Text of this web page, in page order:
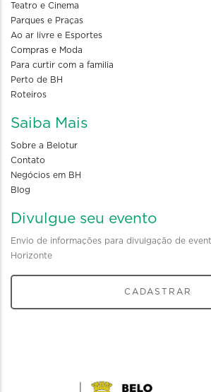
Teatro e Cinema
Parques e Praças
Ao ar livre e Esportes
Compras e Moda
Para curtir com a familia
Perto de BH
Roteiros
Saiba Mais
Sobre a Belotur
Contato
Negócios em BH
Blog
Divulgue seu evento
Envio de informações para divulgação de
Horizonte
CADASTRAR